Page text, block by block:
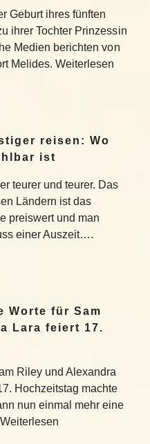
Geburt ihres fünften
ihrer Tochter Prinzessin
Medien berichten von
Melides. Weiterlesen
reisen: Wo
ist
teurer und teurer. Das
Ländern ist das
preiswert und man
einer Auszeit….
Worte für Sam
Lara feiert 17.
Riley und Alexandra
Hochzeitstag machte
nun einmal mehr eine